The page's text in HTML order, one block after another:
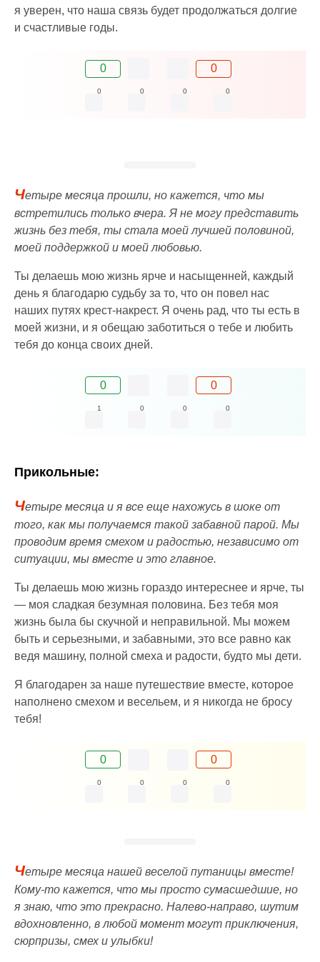
я уверен, что наша связь будет продолжаться долгие
и счастливые годы.
0 0
0 0 0 0
Четыре месяца прошли, но кажется, что мы
встретились только вчера. Я не могу представить
жизнь без тебя, ты стала моей лучшей половиной,
моей поддержкой и моей любовью.
Ты делаешь мою жизнь ярче и насыщенней, каждый
день я благодарю судьбу за то, что он повел нас
наших путях крест-накрест. Я очень рад, что ты есть в
моей жизни, и я обещаю заботиться о тебе и любить
тебя до конца своих дней.
0 0
1 0 0 0
Прикольные:
Четыре месяца и я все еще нахожусь в шоке от
того, как мы получаемся такой забавной парой. Мы
проводим время смехом и радостью, независимо от
ситуации, мы вместе и это главное.
Ты делаешь мою жизнь гораздо интереснее и ярче, ты
— моя сладкая безумная половина. Без тебя моя
жизнь была бы скучной и неправильной. Мы можем
быть и серьезными, и забавными, это все равно как
ведя машину, полной смеха и радости, будто мы дети.
Я благодарен за наше путешествие вместе, которое
наполнено смехом и весельем, и я никогда не бросу
тебя!
0 0
0 0 0 0
Четыре месяца нашей веселой путаницы вместе!
Кому-то кажется, что мы просто сумасшедшие, но
я знаю, что это прекрасно. Налево-направо, шутим
вдохновленно, в любой момент могут приключения,
сюрпризы, смех и улыбки!